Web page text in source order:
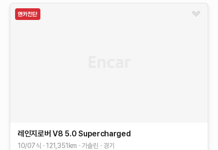
레인지로버 V8 5.0 Supercharged
10/07식 121,351km 가솔린 경기